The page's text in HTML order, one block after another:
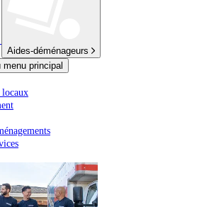
Aides-déménageurs
menu principal
locaux